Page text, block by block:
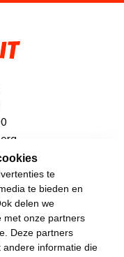
te
te bieden en
delen we
met onze partners
Deze partners
informatie die